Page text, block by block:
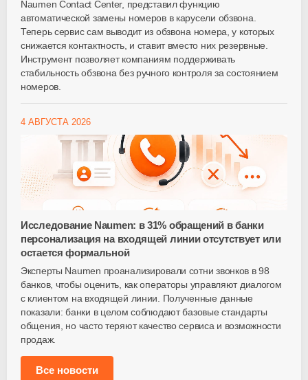
Naumen Contact Center, представил функцию
автоматической замены номеров в карусели обзвона.
Теперь сервис сам выводит из обзвона номера, у которых
снижается контактность, и ставит вместо них резервные.
Инструмент позволяет компаниям поддерживать
стабильность обзвона без ручного контроля за состоянием
номеров.
4 АВГУСТА 2026
Исследование Naumen: в 31% обращений в банки
персонализация на входящей линии отсутствует или
остается формальной
Эксперты Naumen проанализировали сотни звонков в 98
банков, чтобы оценить, как операторы управляют диалогом
с клиентом на входящей линии. Полученные данные
показали: банки в целом соблюдают базовые стандарты
общения, но часто теряют качество сервиса и возможности
продаж.
Все новости